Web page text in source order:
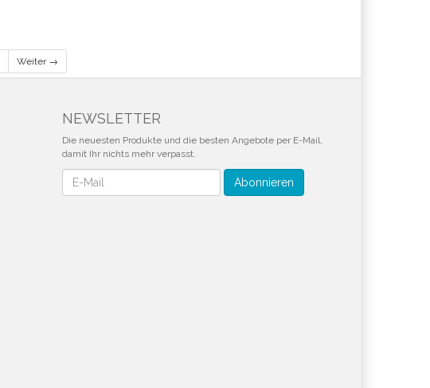
Weiter →
NEWSLETTER
Die neuesten Produkte und die besten Angebote per E-Mail,
damit Ihr nichts mehr verpasst.
Newsletter Abonnieren